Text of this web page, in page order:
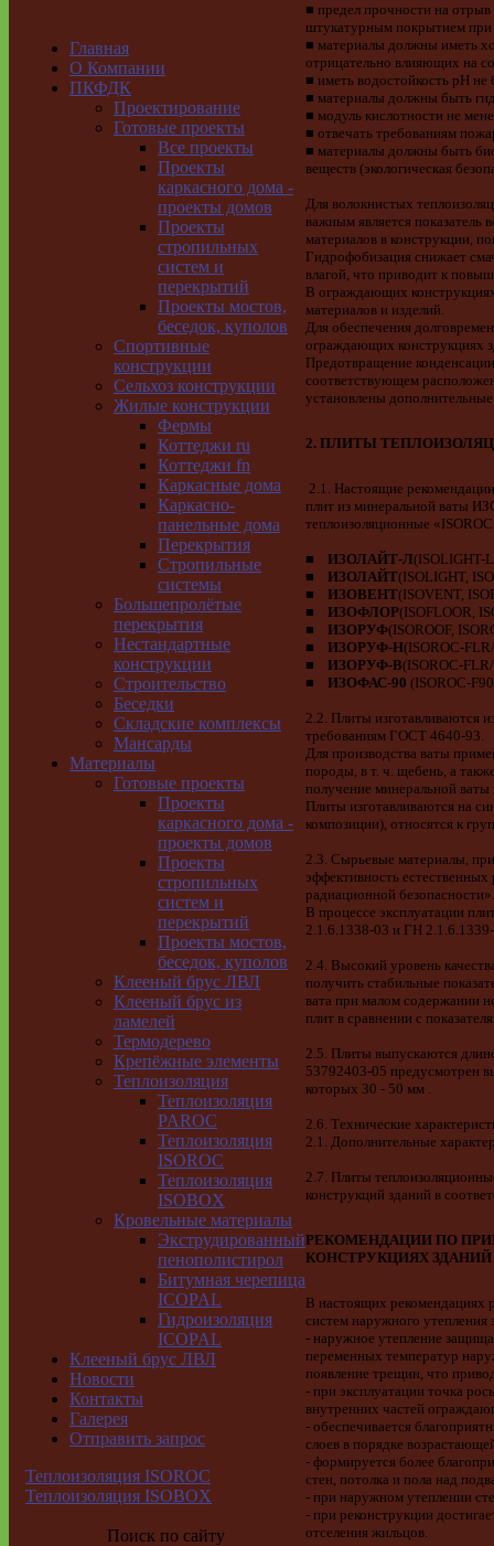
Главная
О Компании
ПКФДК
Проектирование
Готовые проекты
Все проекты
Проекты
каркасного дома -
проекты домов
Проекты
стропильных
систем и
перекрытий
Проекты мостов,
беседок, куполов
Спортивные
конструкции
Сельхоз конструкции
Жилые конструкции
Фермы
Коттеджи ru
Коттеджи fn
Каркасные дома
Каркасно-
панельные дома
Перекрытия
Стропильные
системы
Большепролётые
перекрытия
Нестандартные
конструкции
Строительство
Беседки
Складские комплексы
Мансарды
Материалы
Готовые проекты
Проекты
каркасного дома -
проекты домов
Проекты
стропильных
систем и
перекрытий
Проекты мостов,
беседок, куполов
Клееный брус ЛВЛ
Клееный брус из
ламелей
Термодерево
Крепёжные элементы
Теплоизоляция
Теплоизоляция
PAROC
Теплоизоляция
ISOROC
Теплоизоляция
ISOBOX
Кровельные материалы
Экструдированный
пенополистирол
Битумная черепица
ICOPAL
Гидроизоляция
ICOPAL
Клееный брус ЛВЛ
Новости
Контакты
Галерея
Отправить запрос
Теплоизоляция ISOROC
Теплоизоляция ISOBOX
Поиск по сайту
■ предел прочности на
штукатурным покрытием при
■ материалы должны иметь
отрицательно влияющих на
■ иметь водостойкость рН не
■ материалы должны быть
■ модуль кислотности не
■ отвечать требованиям
■ материалы должны быть
веществ (экологическая
Для волокнистых
важным является показатель
материалов в конструкции,
Гидрофобизация снижает
влагой, что приводит к
В ограждающих
материалов и изделий.
Для обеспечения
ограждающих конструкциях
Предотвращение
соответствующем
установлены
2. ПЛИТЫ
2.1. Настоящие
плит из минеральной ваты
теплоизоляционные
■ ИЗОЛАЙТ-Л(ISOLIGHT-
■
ИЗОЛАЙТ(ISOLIGHT,
■
ИЗОВЕНТ(ISOVENT,
■
ИЗОФЛОР(ISOFLOOR,
■
ИЗОРУФ(ISOROOF,
■
ИЗОРУФ-Н(ISOROC-
■
ИЗОРУФ-В(ISOROC-
■
ИЗОФАС-90 (ISOROC-
2.2. Плиты изготавливаются
требованиям ГОСТ 4640-93.
Для производства ваты
породы, в т. ч. щебень, а
получение минеральной
Плиты изготавливаются на
композиции), относятся к
2.3. Сырьевые материалы,
эффективность
радиационной безопасности».
В процессе эксплуатации
2.1.6.1338-03 и ГН
2.4. Высокий уровень
получить стабильные
вата при малом содержа­нии
плит в сравнении с
2.5. Плиты выпускаются
53792403-05 предусмотрен
которых 30 - 50 мм .
2.6. Технические
2.1. Дополнительные
2.7. Плиты
конструкций зданий в
РЕКОМЕНДАЦИИ ПО
КОНСТРУКЦИЯХ ЗДАНИЙ
В настоящих рекомендациях
систем наружного
- наружное утепление
переменных температур
появление трещин, что
- при эксплуатации точка
внутренних частей
- обеспечивается
слоев в порядке
- формируется более
стен, потолка и пола над
- при наружном утеплении
- при реконструкции
отселения жильцов.